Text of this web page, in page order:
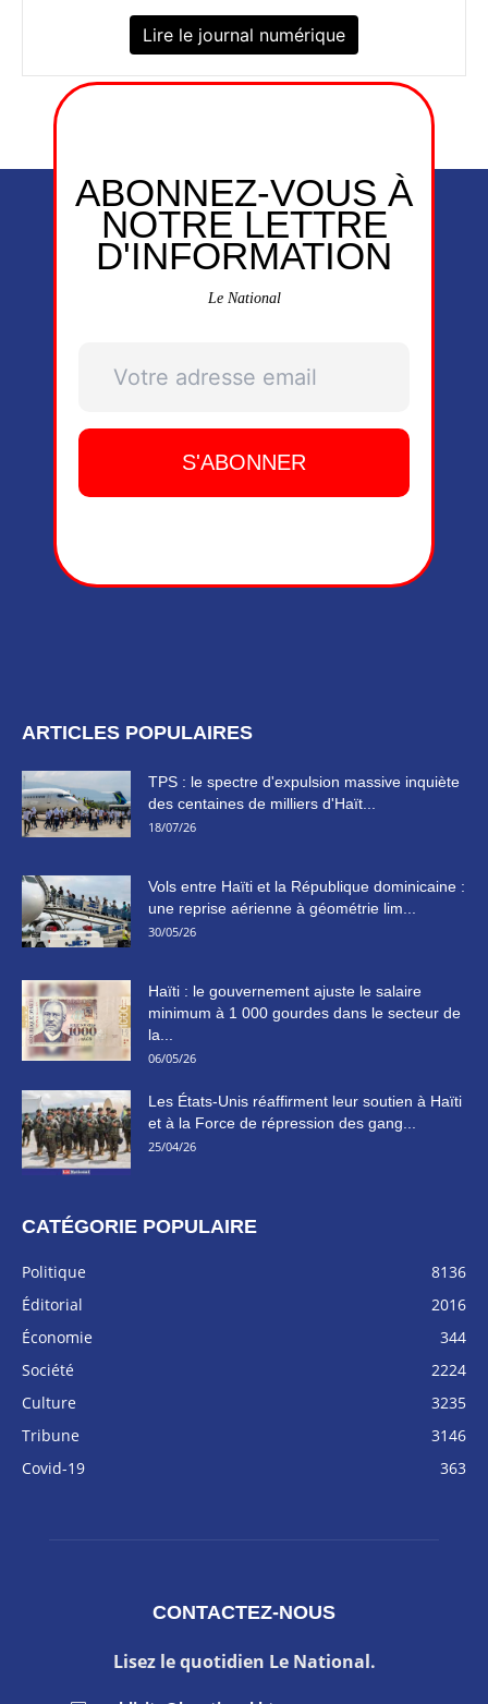
Lire le journal numérique
ABONNEZ-VOUS À
NOTRE LETTRE
D'INFORMATION
Le National
ARTICLES POPULAIRES
TPS : le spectre d'expulsion massive inquiète
des centaines de milliers d'Haït...
18/07/26
Vols entre Haïti et la République dominicaine :
une reprise aérienne à géométrie lim...
30/05/26
Haïti : le gouvernement ajuste le salaire
minimum à 1 000 gourdes dans le secteur de
la...
06/05/26
Les États-Unis réaffirment leur soutien à Haïti
et à la Force de répression des gang...
25/04/26
CATÉGORIE POPULAIRE
Politique
8136
Éditorial
2016
Économie
344
Société
2224
Culture
3235
Tribune
3146
Covid-19
363
CONTACTEZ-NOUS
Lisez le quotidien Le National.